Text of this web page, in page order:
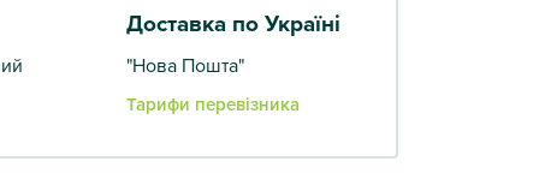
Доставка по Україні
"Нова Пошта"
Тарифи перевізника